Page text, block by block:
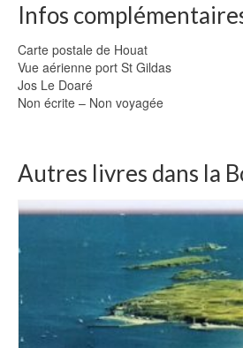
Infos
Carte postale de Houat
Vue aérienne port St Gildas
Jos Le Doaré
Non écrite – Non voyagée
Autres livres dans la